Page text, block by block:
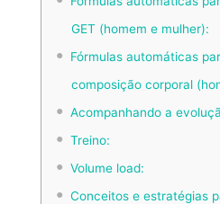
GET (homem e mulher):
Fórmulas automáticas
composição corporal
Acompanhando a
Treino:
Volume load:
Conceitos e estratégias